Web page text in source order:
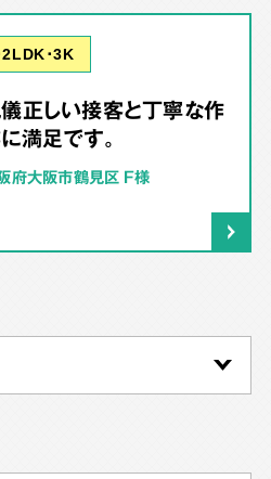
･3K
正しい接客と丁寧な作
満足です。
府大阪市鶴見区 F様